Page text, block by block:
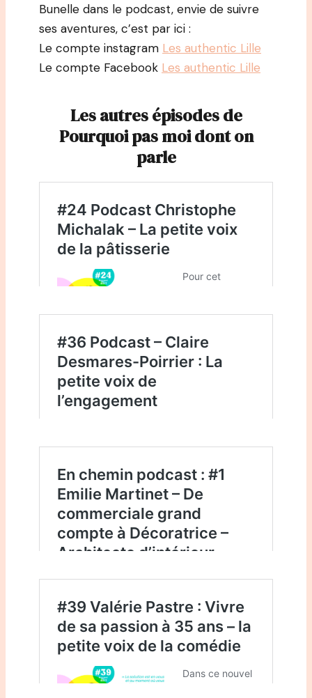
Bunelle dans le podcast, envie de suivre
ses aventures, c’est par ici :
Le compte instagram Les authentic Lille
Le compte Facebook Les authentic Lille
Les autres épisodes de
Pourquoi pas moi dont on
parle